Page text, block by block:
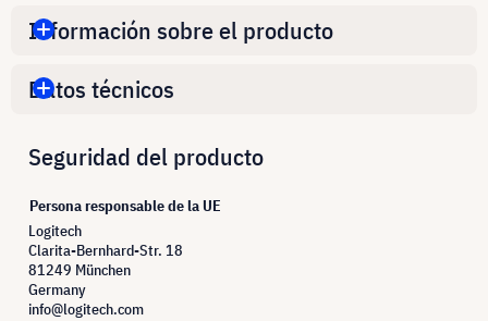
Información sobre el producto
Datos técnicos
Seguridad del producto
Persona responsable de la UE
Logitech
Clarita-Bernhard-Str. 18
81249 München
Germany
info@logitech.com